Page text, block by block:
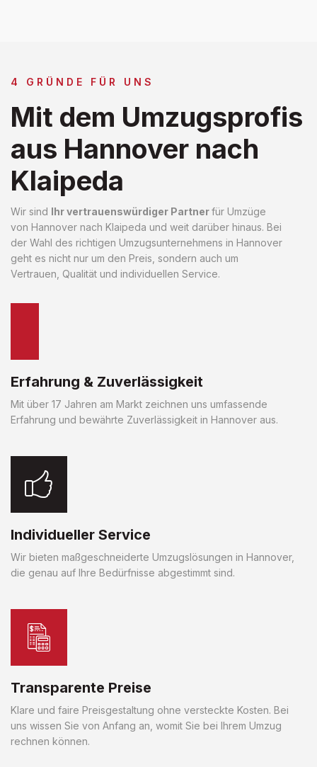
4 GRÜNDE FÜR UNS
Mit dem Umzugsprofis
aus Hannover nach
Klaipeda
Wir sind Ihr vertrauenswürdiger Partnerfür Umzüge
von Hannover nach Klaipeda und weit darüber hinaus. Bei
der Wahl des richtigen Umzugsunternehmens in Hannover
geht es nicht nur um den Preis, sondern auch um
Vertrauen, Qualität und individuellen Service.
Erfahrung & Zuverlässigkeit
Mit über 17 Jahren am Markt zeichnen uns umfassende
Erfahrung und bewährte Zuverlässigkeit in Hannover aus.
Individueller Service
Wir bieten maßgeschneiderte Umzugslösungen in Hannover,
die genau auf Ihre Bedürfnisse abgestimmt sind.
Transparente Preise
Klare und faire Preisgestaltung ohne versteckte Kosten. Bei
uns wissen Sie von Anfang an, womit Sie bei Ihrem Umzug
rechnen können.